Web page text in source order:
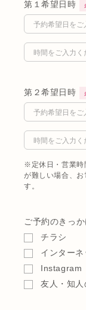
第１希望日時
第２希望日時
※定休日・営業時
が難しい場合、
す。
ご予約のきっ
チラシ
インター
Instagram
友人・知人